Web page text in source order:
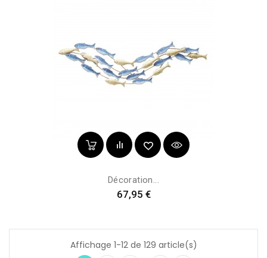
Décoration...
Prix
67,95 €
Affichage 1-12 de 129 article(s)